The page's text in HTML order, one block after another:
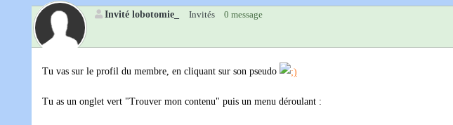
Invité lobotomie_ Invités 0 message
Tu vas sur le profil du membre, en cliquant sur son pseudo
Tu as un onglet vert "Trouver mon contenu" puis un menu déroulant :